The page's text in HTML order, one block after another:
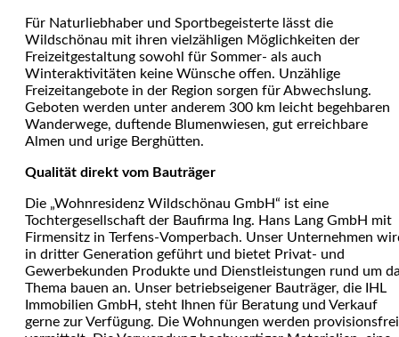
Für Naturliebhaber und Sportbegeisterte lässt die
Wildschönau mit ihren vielzähligen Möglichkeiten der
Freizeitgestaltung sowohl für Sommer- als auch
Winteraktivitäten keine Wünsche offen. Unzählige
Freizeitangebote in der Region sorgen für Abwechslung.
Geboten werden unter anderem 300 km leicht begehbaren
Wanderwege, duftende Blumenwiesen, gut erreichbare
Almen und urige Berghütten.
Qualität direkt vom Bauträger
Die „Wohnresidenz Wildschönau GmbH“ ist eine
Tochtergesellschaft der Baufirma Ing. Hans Lang GmbH mit
Firmensitz in Terfens-Vomperbach. Unser Unternehmen
in dritter Generation geführt und bietet Privat- und
Gewerbekunden Produkte und Dienstleistungen rund um
Thema bauen an. Unser betriebseigener Bauträger, die IHL
Immobilien GmbH, steht Ihnen für Beratung und Verkauf
gerne zur Verfügung. Die Wohnungen werden provisionsfrei